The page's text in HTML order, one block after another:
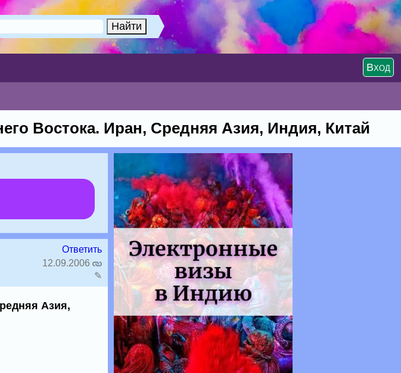
Вход
Востока. Иран, Средняя Азия, Индия, Китай
Ответить
12.09.2006
✎
Азия,